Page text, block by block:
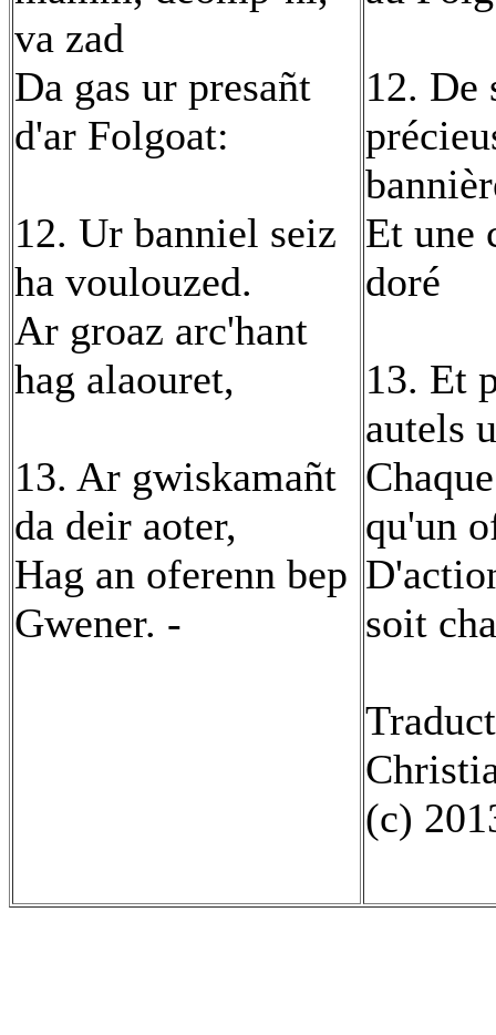
va zad
Da gas ur presañt
d'ar Folgoat:
12. Ur banniel seiz
ha voulouzed.
Ar groaz arc'hant
hag alaouret,
13. Ar gwiskamañt
da deir aoter,
Hag an oferenn bep
Gwener. -
12. De
Et une
doré
13. Et
autels
qu'un
soit
(c)